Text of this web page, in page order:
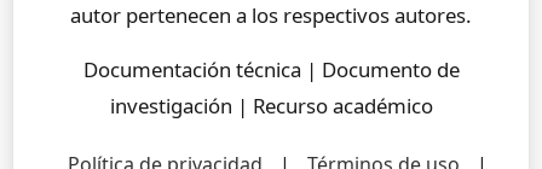
autor pertenecen a los respectivos autores.
Documentación técnica | Documento de
investigación | Recurso académico